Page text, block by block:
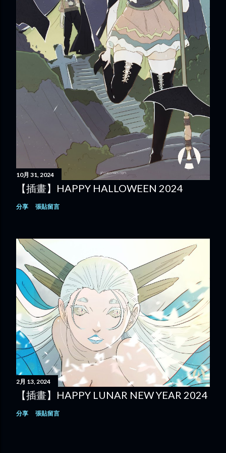
10月 31, 2024
【插畫】HAPPY HALLOWEEN 2024
分享 張貼留言
2月 13, 2024
【插畫】HAPPY LUNAR NEW YEAR 2024
分享 張貼留言